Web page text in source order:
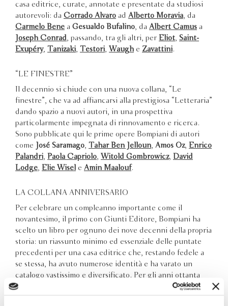
casa editrice, curate, annotate e presentate da studiosi
autorevoli: da Corrado Alvaro ad Alberto Moravia , da
Carmelo Bene a Gesualdo Bufalino , da Albert Camus a
Joseph Conrad
, passando, tra gli altri, per Eliot Saint-
Exupéry, Tanizaki Testori Waugh e Zavattini.
“LE FINESTRE”
Il decennio si chiude con una nuova collana, “Le
finestre”, che va ad affiancarsi alla prestigiosa “Letteraria”
dando spazio a nuovi autori, in una prospettiva
particolarmente impegnata di rinnovamento e ricerca.
Sono pubblicate qui le prime opere Bompiani di autori
come
José Saramago Tahar Ben Jelloun Amos Oz,
Enrico
Palandri
Paola Capriolo Witold Gombrowicz,
David
Lodge
Elie Wisel e Amin Maalouf.
LA COLLANA ANNIVERSARIO
Per celebrare un compleanno importante come il
novantesimo, il primo con Giunti Editore, Bompiani ha
scelto un libro per ognuno dei nove decenni della propria
storia: un riassunto minimo ed essenziale delle puntate
precedenti per una casa editrice che, restando fedele a
se stessa, ha avuto numerose identità e ha varato un
catalogo vastissimo e diversificato. Per gli anni ottanta
abbiamo selezionato
Umberto Eco